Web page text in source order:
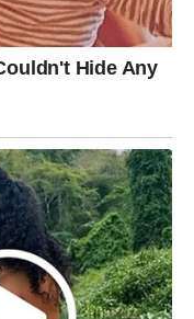
ili neočekivan
Neki pripadnici
koji traje već neko
dan pred sobom.
ali iza njega stoji
vas vodi ka osobi
se nešto veliko